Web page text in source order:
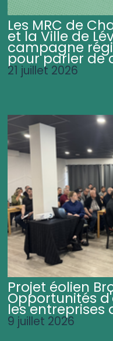
Les MRC de
et la Ville de
campagne
pour parler de
21 juillet 2026
Projet éolien
Opportunités
les entreprises
9 juillet 2026